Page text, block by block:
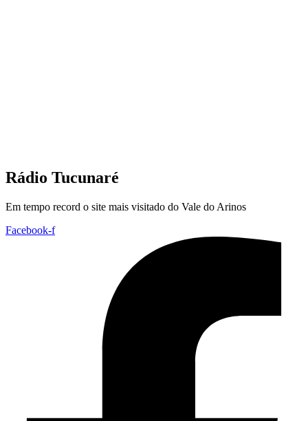
Rádio Tucunaré
Em tempo record o site mais visitado do Vale do Arinos
Facebook-f